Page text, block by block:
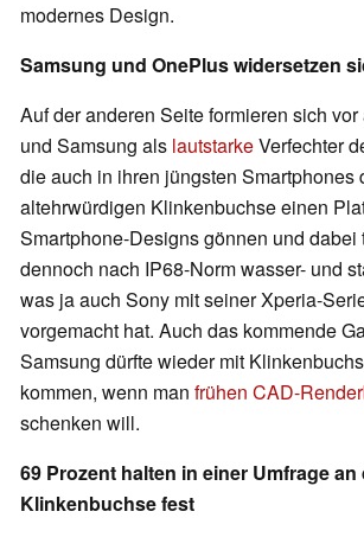
modernes Design.
Samsung und OnePlus widersetzen
Auf der anderen Seite formieren sich
und Samsung als lautstarkeVerfechter
die auch in ihren jüngsten Smartphones
altehrwürdigen Klinkenbuchse einen
Smartphone-Designs gönnen und
dennoch nach IP68-Norm wasser- und
was ja auch Sony mit seiner Xperia-
vorgemacht hat. Auch das kommende
Samsung dürfte wieder mit
kommen, wenn man frühen CAD-
schenken will.
69 Prozent halten in einer Umfrage an
Klinkenbuchse fest